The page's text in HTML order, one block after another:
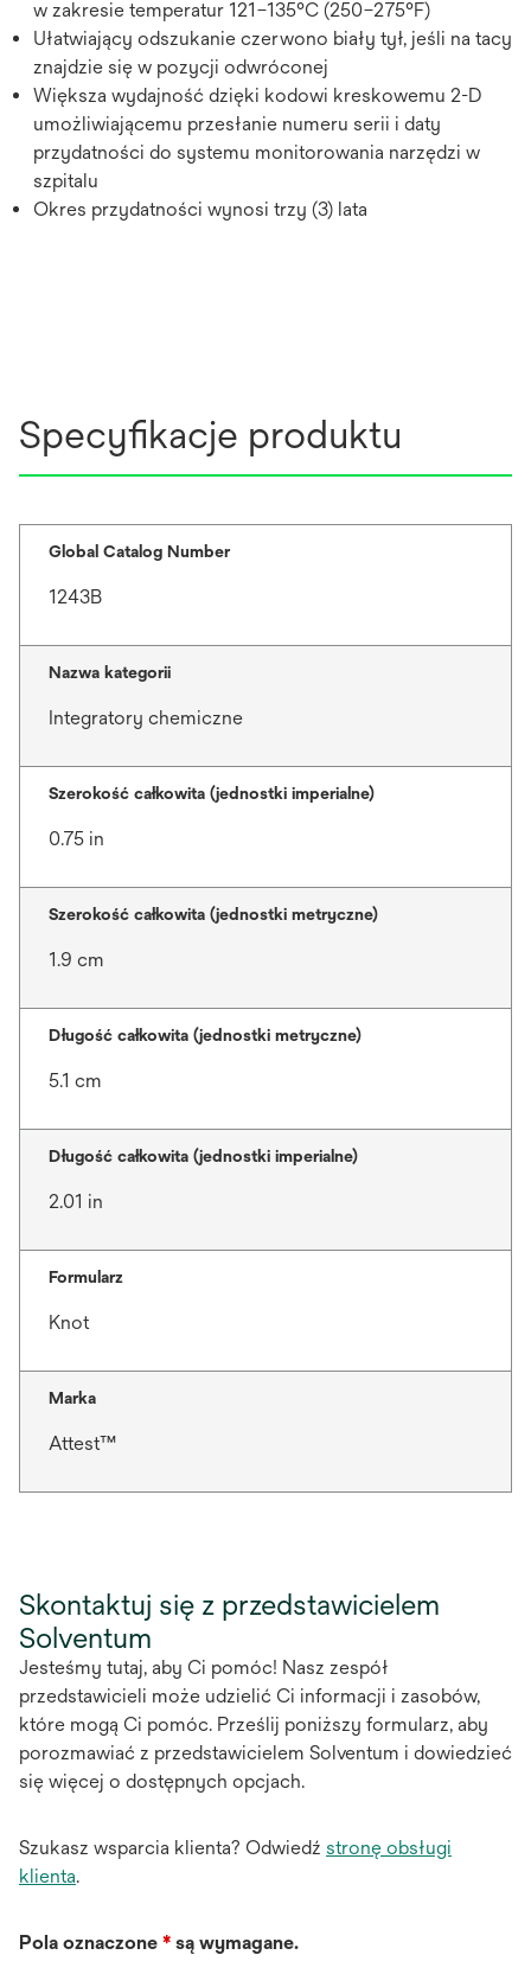
w zakresie temperatur 121–135°C (250–275°F)
Ułatwiający odszukanie czerwono biały tył, jeśli na tacy
znajdzie się w pozycji odwróconej
Większa wydajność dzięki kodowi kreskowemu 2-D
umożliwiającemu przesłanie numeru serii i daty
przydatności do systemu monitorowania narzędzi w
szpitalu
Okres przydatności wynosi trzy (3) lata
Specyfikacje produktu
Global Catalog Number
1243B
Nazwa kategorii
Integratory chemiczne
Szerokość całkowita (jednostki imperialne)
0.75 in
Szerokość całkowita (jednostki metryczne)
1.9 cm
Długość całkowita (jednostki metryczne)
5.1 cm
Długość całkowita (jednostki imperialne)
2.01 in
Formularz
Knot
Marka
Attest™
Skontaktuj się z przedstawicielem
Solventum
Jesteśmy tutaj, aby Ci pomóc! Nasz zespół
przedstawicieli może udzielić Ci informacji i zasobów,
które mogą Ci pomóc. Prześlij poniższy formularz, aby
porozmawiać z przedstawicielem Solventum i dowiedzieć
się więcej o dostępnych opcjach.
Szukasz wsparcia klienta? Odwiedź stronę obsługi
klienta.
Pola oznaczone * są wymagane.